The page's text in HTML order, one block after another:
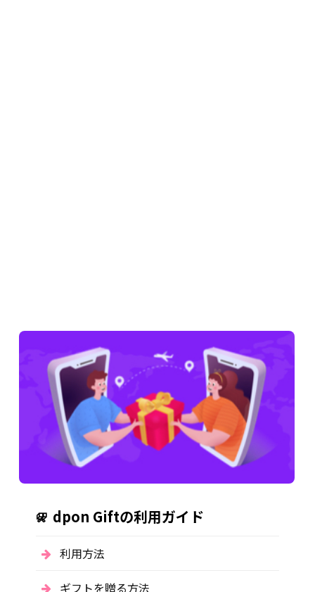
dpon Giftの利用ガイド
利用方法
ギフトを贈る方法